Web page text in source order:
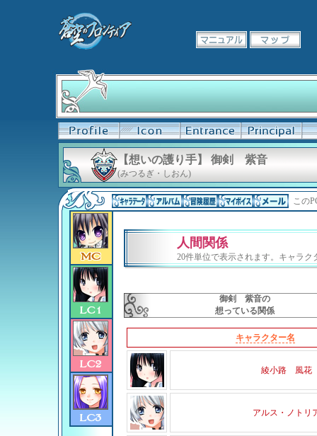
【想いの護り手】 御剣 紫音
(みつるぎ・しおん)
この
人間関係
20件単位で表示されます。キャラ
御剣 紫音の
想っている関係
キャラクター名
綾小路 風花
アルス・ノトリ